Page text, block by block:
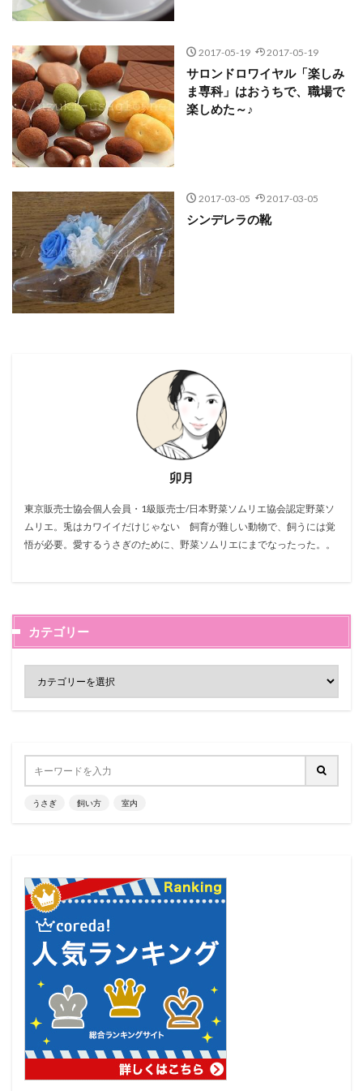
2017-05-19 2017-05-19
サロンドロワイヤル「楽しみ
ま専科」はおうちで、職場で
楽しめた～♪
2017-03-05 2017-03-05
シンデレラの靴
卯月
東京販売士協会個人会員・1級販売士/日本野菜ソムリエ協会認定野菜ソ
ムリエ。兎はカワイイだけじゃない 飼育が難しい動物で、飼うには覚
悟が必要。愛するうさぎのために、野菜ソムリエにまでなったった。。
カテゴリー
うさぎ 飼い方 室内